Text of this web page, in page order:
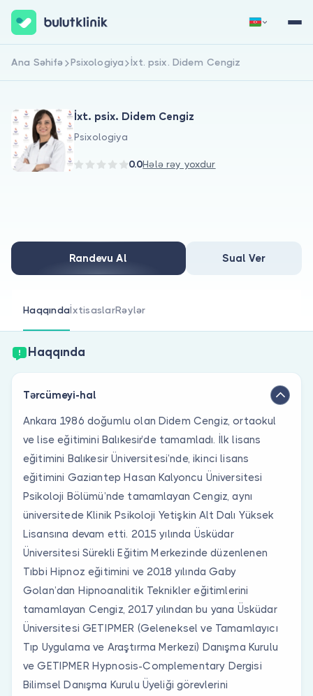
Həkimlər üçün
Həkim siniz?
Qeydiyyat Daxil Ol
Ana Səhifə Psixologiya İxt. psix. Didem Cengiz
İxt. psix. Didem Cengiz
Psixologiya
0.0Hələ rəy yoxdur
Randevu Al Sual Ver
HaqqındaİxtisaslarRəylər
Haqqında
Tərcümeyi-hal
Ankara 1986 doğumlu olan Didem Cengiz, ortaokul
ve lise eğitimini Balıkesir’de tamamladı. İlk lisans
eğitimini Balıkesir Üniversitesi’nde, ikinci lisans
eğitimini Gaziantep Hasan Kalyoncu Üniversitesi
Psikoloji Bölümü’nde tamamlayan Cengiz, aynı
üniversitede Klinik Psikoloji Yetişkin Alt Dalı Yüksek
Lisansına devam etti. 2015 yılında Üsküdar
Üniversitesi Sürekli Eğitim Merkezinde düzenlenen
Tıbbi Hipnoz eğitimini ve 2018 yılında Gaby
Golan’dan Hipnoanalitik Teknikler eğitimlerini
tamamlayan Cengiz, 2017 yılından bu yana Üsküdar
Üniversitesi GETIPMER (Geleneksel ve Tamamlayıcı
Tıp Uygulama ve Araştırma Merkezi) Danışma Kurulu
ve GETIPMER Hypnosis-Complementary Dergisi
Bilimsel Danışma Kurulu Üyeliği görevlerini